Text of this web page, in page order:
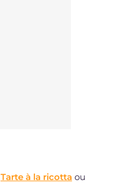
Tarte à la ricotta ou